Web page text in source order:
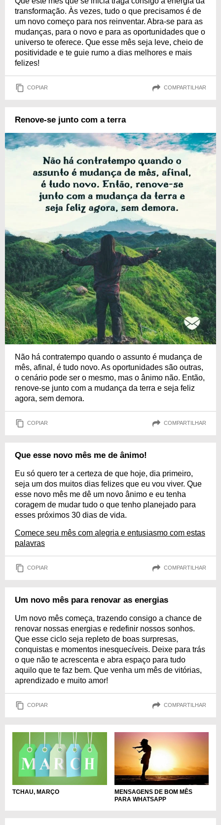
transformação. Às vezes, tudo o que precisamos é de
um novo começo para nos reinventar. Abra-se para as
mudanças, para o novo e para as oportunidades que o
universo te oferece. Que esse mês seja leve, cheio de
positividade e te guie rumo a dias melhores e mais
felizes!
COPIAR COMPARTILHAR
Renove-se junto com a terra
Não há contratempo quando o assunto é mudança de
mês, afinal, é tudo novo. As oportunidades são outras,
o cenário pode ser o mesmo, mas o ânimo não. Então,
renove-se junto com a mudança da terra e seja feliz
agora, sem demora.
COPIAR COMPARTILHAR
Que esse novo mês me de ânimo!
Eu só quero ter a certeza de que hoje, dia primeiro,
seja um dos muitos dias felizes que eu vou viver. Que
esse novo mês me dê um novo ânimo e eu tenha
coragem de mudar tudo o que tenho planejado para
esses próximos 30 dias de vida.
Comece seu mês com alegria e entusiasmo com estas
palavras
COPIAR COMPARTILHAR
Um novo mês para renovar as energias
Um novo mês começa, trazendo consigo a chance de
renovar nossas energias e redefinir nossos sonhos.
Que esse ciclo seja repleto de boas surpresas,
conquistas e momentos inesquecíveis. Deixe para trás
o que não te acrescenta e abra espaço para tudo
aquilo que te faz bem. Que venha um mês de vitórias,
aprendizado e muito amor!
COPIAR COMPARTILHAR
TCHAU, MARÇO
MENSAGENS DE BOM MÊS
PARA WHATSAPP